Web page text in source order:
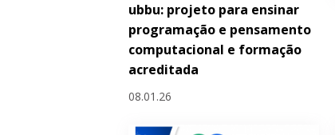
ubbu: projeto para ensinar
programação e pensamento
computacional e formação
acreditada
08.01.26